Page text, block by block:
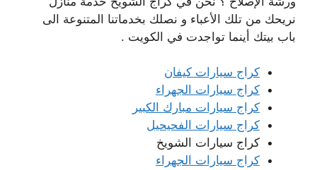
نريحك من تلك الأعباء و نصلك بخدماتنا المتنوعة الى
باب بيتك أينما تواجدت في الكويت .
كراج سيارات كيفان
كراج سيارات الجهراء
كراج سيارات مبارك الكبير
كراج سيارات الفحيحيل
كراج سيارات الشويخ
كراج سيارات الجهراء